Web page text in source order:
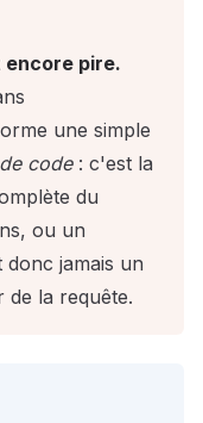
encore pire.
une simple
code: c'est la
du
ou un
jamais un
de la requête.